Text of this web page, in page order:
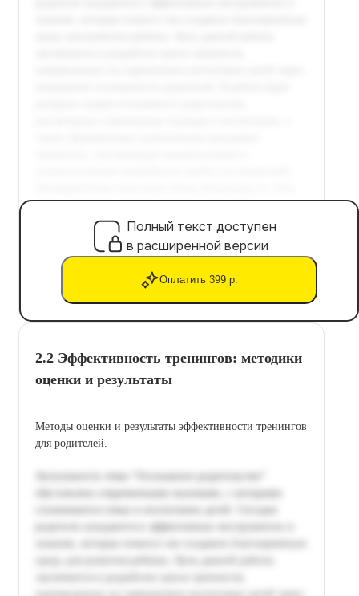
Полный текст доступен
в расширенной версии
Оплатить 399 р.
2.2 Эффективность тренингов: методики
оценки и результаты
Методы оценки и результаты эффективности тренингов
для родителей.